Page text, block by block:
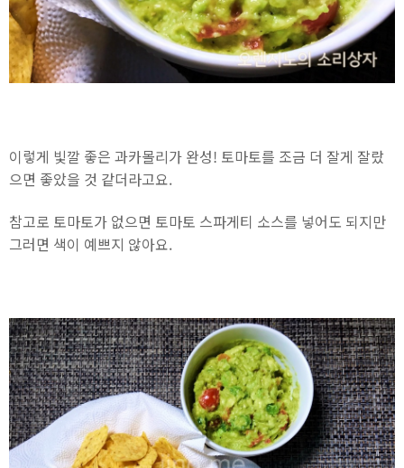
이렇게 빛깔 좋은 과카몰리가 완성! 토마토를 조금 더 잘게 잘랐
으면 좋았을 것 같더라고요.
참고로 토마토가 없으면 토마토 스파게티 소스를 넣어도 되지만
그러면 색이 예쁘지 않아요.